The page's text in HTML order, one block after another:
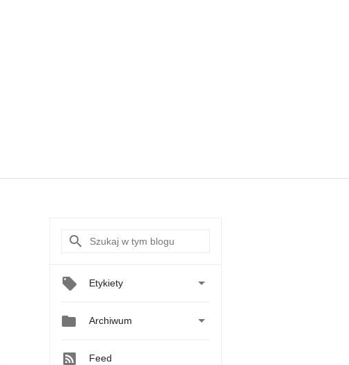
Etykiety 
 Archiwum 
Feed